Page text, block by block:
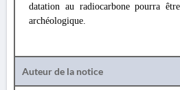
datation au radiocarbone pourra
archéologique.
Auteur de la notice